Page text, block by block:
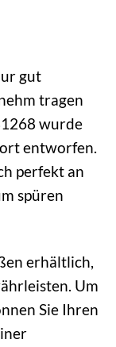
gut
tragen
wurde
entworfen.
perfekt an
spüren
erhältlich,
Um
Sie Ihren